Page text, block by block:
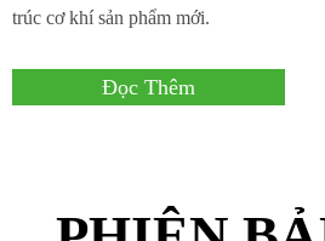
trúc cơ khí sản phẩm mới.
Đọc Thêm